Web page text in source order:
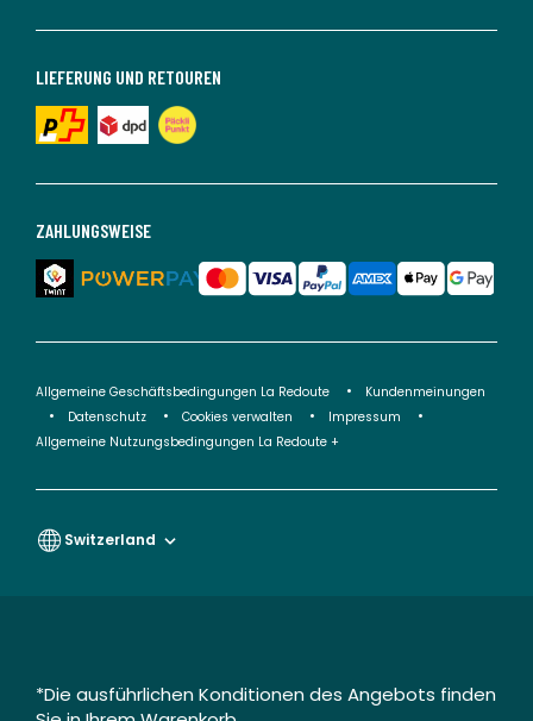
ZAHLUNGSWEISE
LIEFERUNG UND RETOUREN
Allgemeine Geschäftsbedingungen La Redoute
Kundenmeinungen
Datenschutz
Cookies verwalten
Impressum
Allgemeine Nutzungsbedingungen La Redoute +
Switzerland
*Die ausführlichen Konditionen des Angebots finden